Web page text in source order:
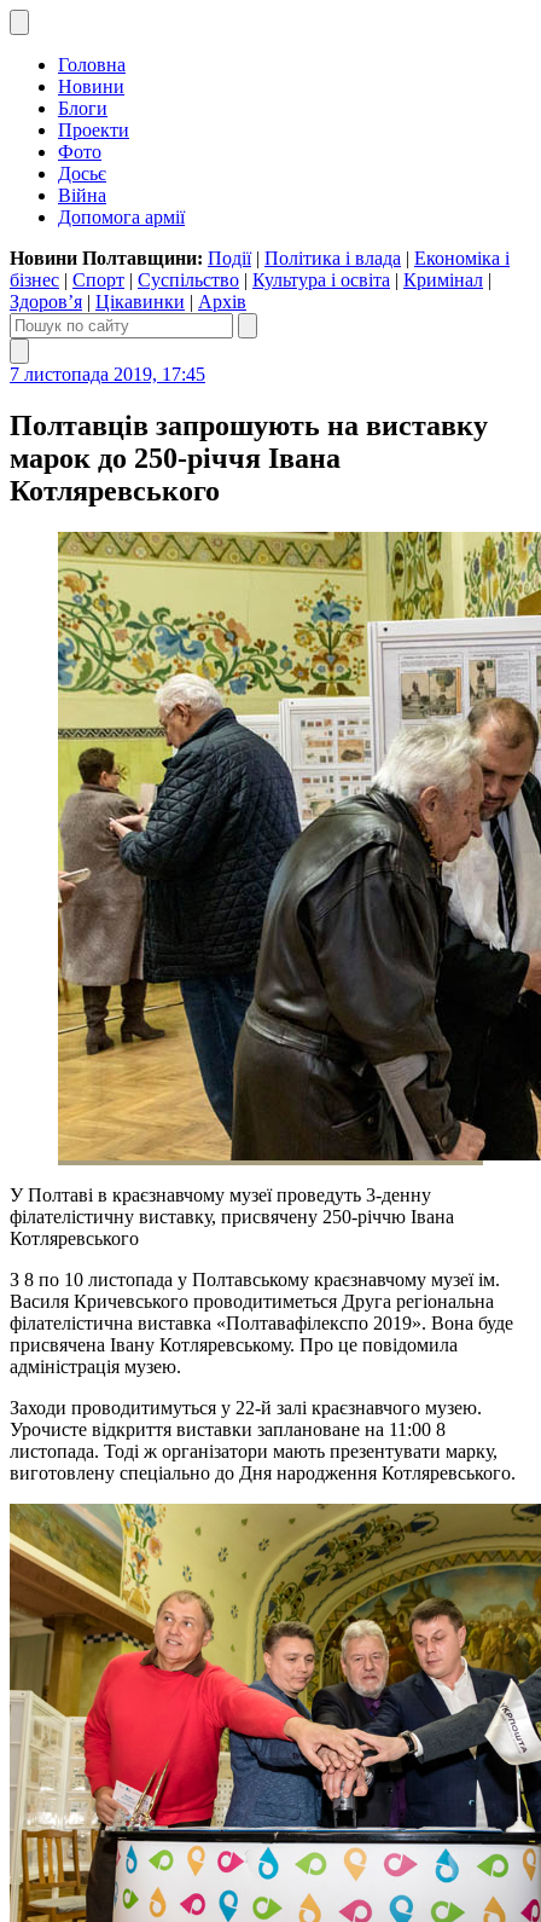
Головна
Новини
Блоги
Проекти
Фото
Досьє
Війна
Допомога армії
Новини Полтавщини: Події| Політика і влада | Економіка і
бізнес | Спорт | Суспільство | Культура і освіта | Кримінал |
Здоров’я | Цікавинки | Архів
7 листопада 2019, 17:45
Полтавців запрошують на виставку
марок до 250-річчя Івана
Котляревського
У Полтаві в краєзнавчому музеї проведуть 3-денну
філателістичну виставку, присвячену 250-річчю Івана
Котляревського
З 8 по 10 листопада у Полтавському краєзнавчому музеї ім.
Василя Кричевського проводитиметься Друга регіональна
філателістична виставка «Полтавафілекспо 2019». Вона буде
присвячена Івану Котляревському. Про це повідомила
адміністрація музею.
Заходи проводитимуться у 22-й залі краєзнавчого музею.
Урочисте відкриття виставки заплановане на 11:00 8
листопада. Тоді ж організатори мають презентувати марку,
виготовлену спеціально до Дня народження Котляревського.